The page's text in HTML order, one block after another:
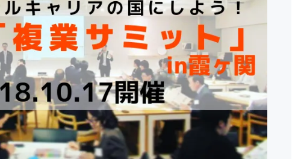
書籍・雑誌出版
チャレンジ ビューティ
化
CAMPFIRE for Social GoodCAMPFIRE Creation
CAMPFIREふるさと納税
machi-yaコミュニティ